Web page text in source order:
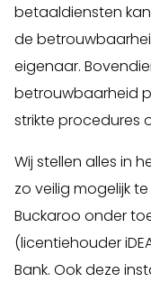
betaaldiensten
de
eigenaar.
betrouwbaarheid
strikte procedures
Wij stellen alles in
zo veilig mogelijk
Buckaroo onder
(licentiehouder
Bank. Ook deze